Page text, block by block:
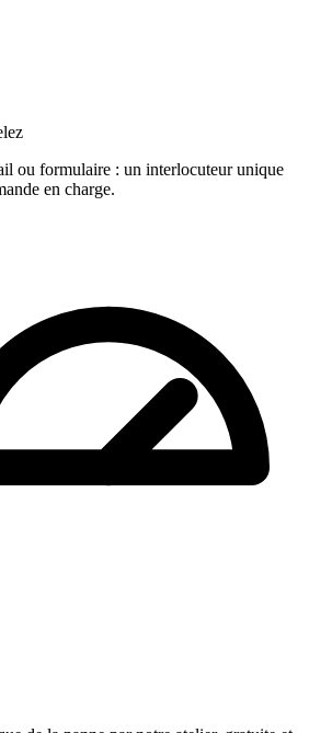
ou formulaire : un interlocuteur unique
en charge.